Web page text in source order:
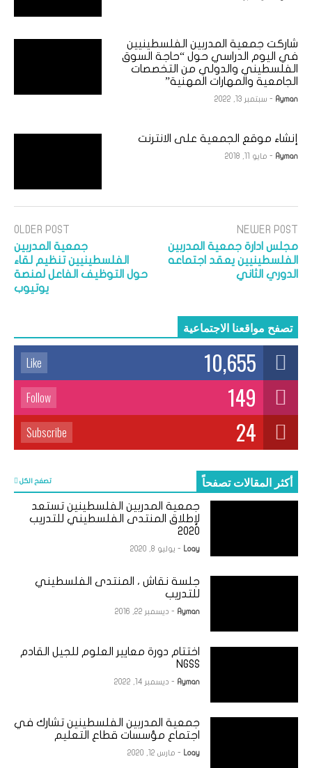
شاركت جمعية المدربين الفلسطينيين
في اليوم الدراسي حول “حاجة السوق
الفلسطيني والدولي من التخصصات
الجامعية والمهارات المهنية”
Ayman - سبتمبر 13, 2022
إنشاء موقع الجمعية على الانترنت
Ayman - مايو 11, 2018
NEWER POST
مجلس ادارة جمعية المدربين
الفلسطينيين يعقد اجتماعه
الدوري الثاني
OLDER POST
جمعية المدربين
الفلسطينيين تنظيم لقاء
حول التوظيف الفاعل لمنصة
يوتيوب
تصفح مواقعنا الاجتماعية
10,655
Like
149
Follow
24
Subscribe
أكثر المقالات تصفحاً تصفح الكل
جمعية المدربين الفلسطينين تستعد
لإطلاق المنتدى الفلسطيني للتدريب
2020
Loay - يوليو 8, 2020
جلسة نقاش ، المنتدى الفلسطيني
للتدريب
Ayman - ديسمبر 22, 2016
اختتام دورة معايير العلوم للجيل القادم
NGSS
Ayman - ديسمبر 14, 2022
جمعية المدربين الفلسطينين تشارك في
اجتماع مؤسسات قطاع التعليم
Loay - مارس 12, 2020